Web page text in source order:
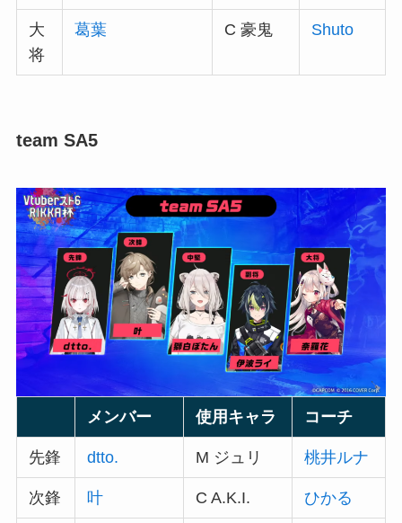
大
将
葛葉 C 豪鬼 Shuto
team SA5
メンバー 使用キャラ コーチ
先鋒 dtto. M ジュリ 桃井ルナ
次鋒 叶 C A.K.I. ひかる